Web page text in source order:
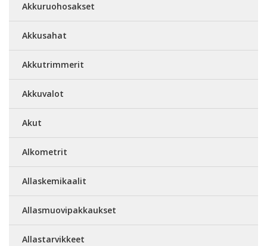
Akkuruohosakset
Akkusahat
Akkutrimmerit
Akkuvalot
Akut
Alkometrit
Allaskemikaalit
Allasmuovipakkaukset
Allastarvikkeet